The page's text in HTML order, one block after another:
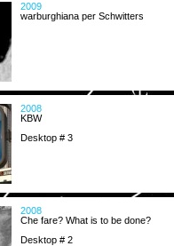
2009
warburghiana per Schwitters
2008
KBW
Desktop # 3
2008
Che fare? What is to be done?
Desktop # 2